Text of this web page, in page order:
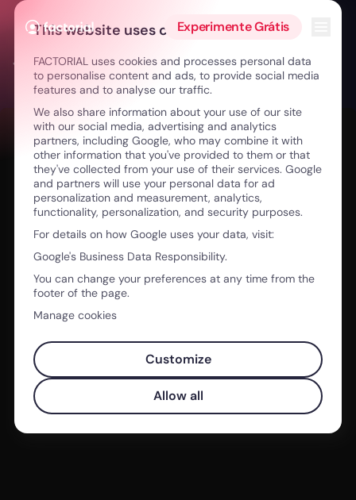
Ir para o conteúdo
Experimente Grátis
← The Method: Escalar o serviço, não a equipa
This website uses cookies
FACTORIAL uses cookies and processes personal data
to personalise content and ads, to provide social media
features and to analyse our traffic.
We also share information about your use of our site
with our social media, advertising and analytics
partners, including Google, who may combine it with
other information that you've provided to them or that
they've collected from your use of their services. Google
and partners will use your personal data for ad
personalization and measurement, analytics,
functionality, personalization, and security purposes.
For details on how Google uses your data, visit:
Google's Business Data Responsibility.
You can change your preferences at any time from the
footer of the page.
Manage cookies
Customize
Allow all